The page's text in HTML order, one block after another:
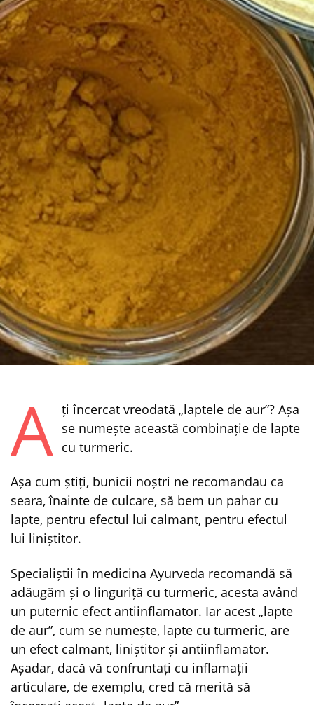
A ți încercat vreodată „laptele de aur”? Așa
se numește această combinație de lapte
cu turmeric.
Așa cum știți, bunicii noștri ne recomandau ca
seara, înainte de culcare, să bem un pahar cu
lapte, pentru efectul lui calmant, pentru efectul
lui liniștitor.
Specialiștii în medicina Ayurveda recomandă să
adăugăm și o linguriță cu turmeric, acesta având
un puternic efect antiinflamator. Iar acest „lapte
de aur”, cum se numește, lapte cu turmeric, are
un efect calmant, liniștitor și antiinflamator.
Așadar, dacă vă confruntați cu inflamații
articulare, de exemplu, cred că merită să